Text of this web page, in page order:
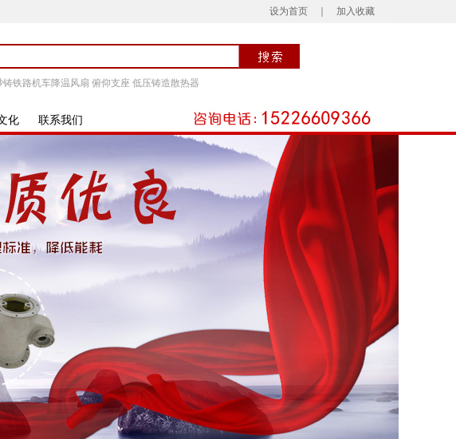
设为首页 加入收藏
铸铁路机车降温风扇 俯仰支座 低压铸造散热器
化 联系我们